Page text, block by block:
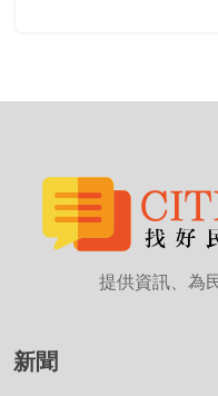
提供資訊、為
新聞